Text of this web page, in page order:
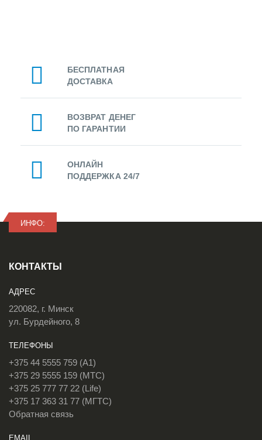
БЕСПЛАТНАЯ
ДОСТАВКА
ВОЗВРАТ ДЕНЕГ
ПО ГАРАНТИИ
ОНЛАЙН
ПОДДЕРЖКА 24/7
ИНФО:
КОНТАКТЫ
АДРЕС
220082, г. Минск
ул. Бурдейного, 8
ТЕЛЕФОНЫ
+375 44 5555 759 (A1)
+375 29 5555 159 (МТС)
+375 25 777 77 22 (Life)
+375 17 363 31 77 (МГТС)
Обратная связь
EMAIL